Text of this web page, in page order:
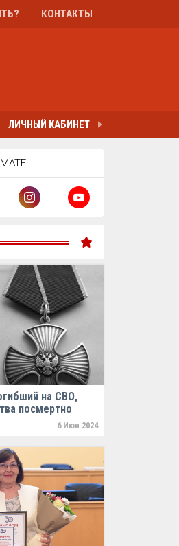
КОНТАКТЫ
ЛИЧНЫЙ КАБИНЕТ
на СВО,
посмертно
6 Июн 2024